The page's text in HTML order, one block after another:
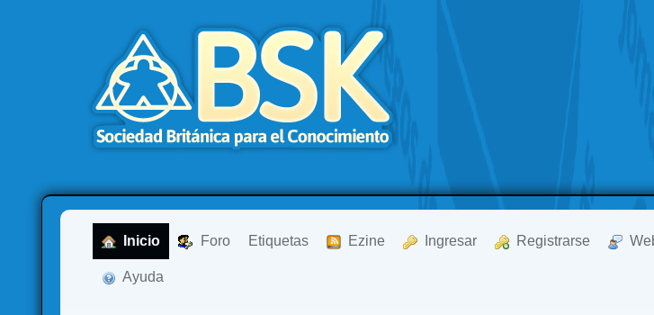
Inicio Foro Etiquetas Ezine Ingresar Registrarse
Ayuda